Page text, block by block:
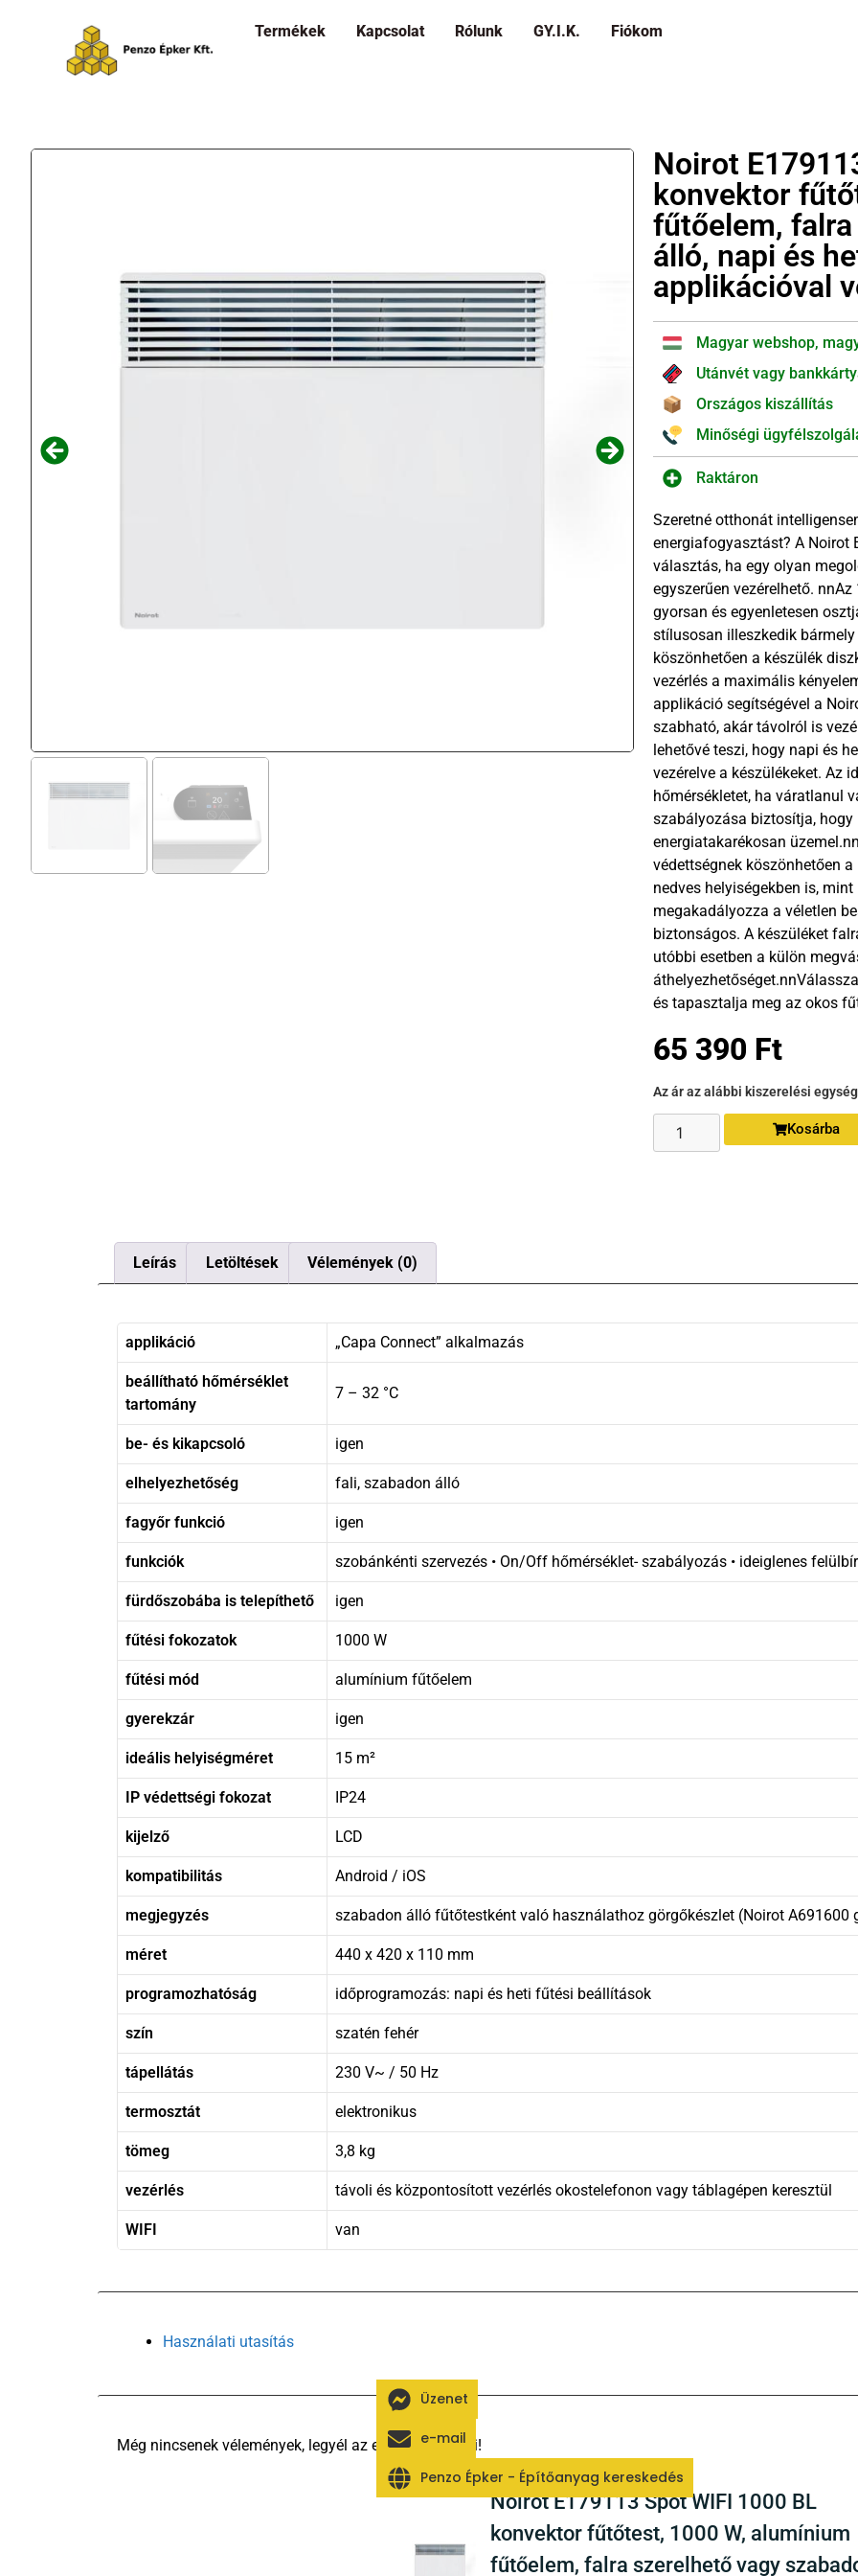
Termékek Kapcsolat Rólunk GY.I.K. Fiókom
Noirot
konvektor
fűtőelem,
álló, napi és
applikációval
Magyar webshop,
Utánvét vagy
Országos kiszállítás
Minőségi
Raktáron
Szeretné otthonát
energiafogyasztást? A Noirot
választás, ha egy olyan
egyszerűen vezérelhető.
gyorsan és egyenletesen
stílusosan illeszkedik
köszönhetően a készülék
vezérlés a maximális
applikáció segítségével a
szabható, akár távolról is
lehetővé teszi, hogy napi és
vezérelve a készülékeket. Az
hőmérsékletet, ha váratlanul
szabályozása biztosítja,
energiatakarékosan
védettségnek köszönhetően
nedves helyiségekben is,
megakadályozza a véletlen
biztonságos. A készüléket
utóbbi esetben a külön
és tapasztalja meg az okos
65 390 Ft
Az ár az alábbi kiszerelési
Kosárba
Leírás Letöltések Vélemények (0)
applikáció „Capa Connect” alkalmazás
beállítható hőmérséklet
tartomány
7 – 32 °C
be- és kikapcsoló igen
elhelyezhetőség fali, szabadon álló
fagyőr funkció igen
funkciók szobánkénti szervezés • On/Off hőmérséklet- szabályozás • ideiglenes
fürdőszobába is telepíthető igen
fűtési fokozatok 1000 W
fűtési mód alumínium fűtőelem
gyerekzár igen
ideális helyiségméret 15 m²
IP védettségi fokozat IP24
kijelző LCD
kompatibilitás Android / iOS
megjegyzés szabadon álló fűtőtestként való használathoz görgőkészlet (Noirot A691600
méret 440 x 420 x 110 mm
programozhatóság időprogramozás: napi és heti fűtési beállítások
szín szatén fehér
tápellátás 230 V~ / 50 Hz
termosztát elektronikus
tömeg 3,8 kg
vezérlés távoli és központosított vezérlés okostelefonon vagy táblagépen keresztül
WIFI van
Használati utasítás
Noirot E179113 Spot WIFI 1000 BL
konvektor fűtőtest, 1000 W, alumínium
fűtőelem, falra szerelhető vagy
Üzenet
e-mail
Penzo Épker - Építőanyag kereskedés